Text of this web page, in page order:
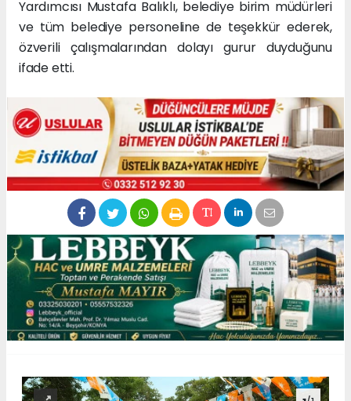
Yardımcısı Mustafa Balıklı, belediye birim müdürleri
ve tüm belediye personeline de teşekkür ederek,
özverili çalışmalarından dolayı gurur duyduğunu
ifade etti.